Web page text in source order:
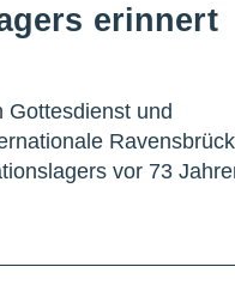
erinnert
Gottesdienst und
Ravensbrück
vor 73